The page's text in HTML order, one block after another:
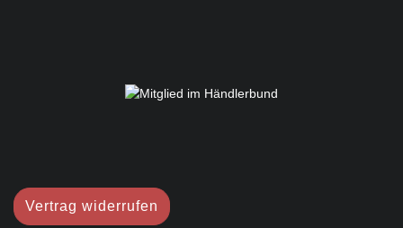
Vertrag widerrufen